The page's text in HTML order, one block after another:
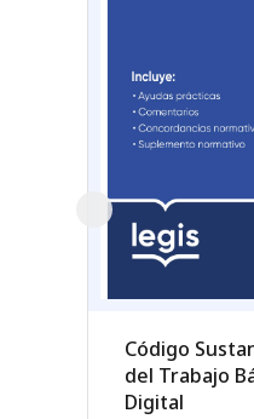
Código
del Trabajo
Digital